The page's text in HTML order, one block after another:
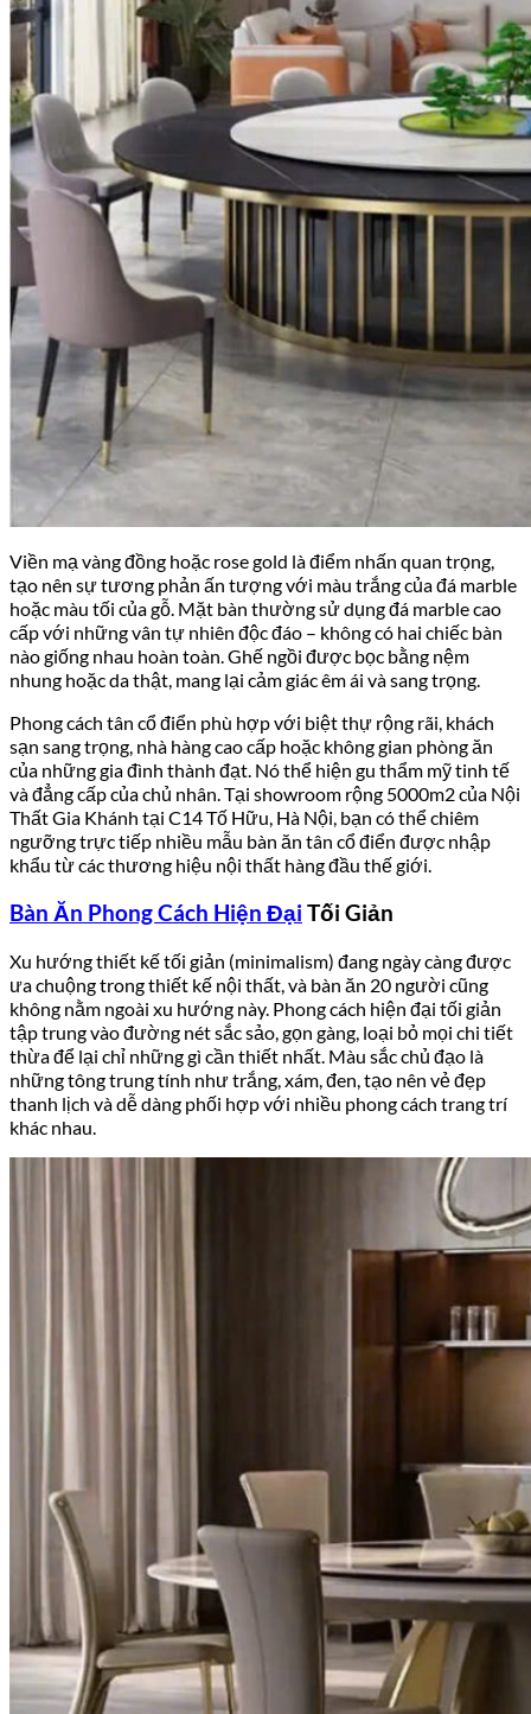
Viền mạ vàng đồng hoặc rose gold là điểm nhấn quan trọng,
tạo nên sự tương phản ấn tượng với màu trắng của đá marble
hoặc màu tối của gỗ. Mặt bàn thường sử dụng đá marble cao
cấp với những vân tự nhiên độc đáo – không có hai chiếc bàn
nào giống nhau hoàn toàn. Ghế ngồi được bọc bằng nệm
nhung hoặc da thật, mang lại cảm giác êm ái và sang trọng.
Phong cách tân cổ điển phù hợp với biệt thự rộng rãi, khách
sạn sang trọng, nhà hàng cao cấp hoặc không gian phòng ăn
của những gia đình thành đạt. Nó thể hiện gu thẩm mỹ tinh tế
và đẳng cấp của chủ nhân. Tại showroom rộng 5000m2 của Nội
Thất Gia Khánh tại C14 Tố Hữu, Hà Nội, bạn có thể chiêm
ngưỡng trực tiếp nhiều mẫu bàn ăn tân cổ điển được nhập
khẩu từ các thương hiệu nội thất hàng đầu thế giới.
Bàn Ăn Phong Cách Hiện Đại Tối Giản
Xu hướng thiết kế tối giản (minimalism) đang ngày càng được
ưa chuộng trong thiết kế nội thất, và bàn ăn 20 người cũng
không nằm ngoài xu hướng này. Phong cách hiện đại tối giản
tập trung vào đường nét sắc sảo, gọn gàng, loại bỏ mọi chi tiết
thừa để lại chỉ những gì cần thiết nhất. Màu sắc chủ đạo là
những tông trung tính như trắng, xám, đen, tạo nên vẻ đẹp
thanh lịch và dễ dàng phối hợp với nhiều phong cách trang trí
khác nhau.